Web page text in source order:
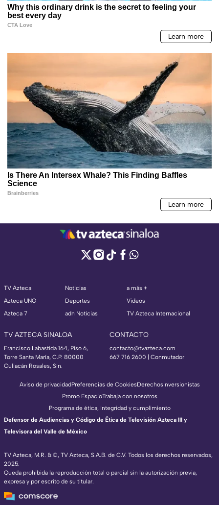
TV Azteca
Azteca UNO
Azteca 7
Noticias
Deportes
adn Noticias
a más +
Videos
TV Azteca Internacional
TV AZTECA SINALOA
Francisco Labastida 164, Piso 6,
Torre Santa María, C.P. 80000
Culiacán Rosales, Sin.
CONTACTO
contacto@tvazteca.com
667 716 2600 | Conmutador
TV Azteca, M.R. & ©, TV Azteca, S.A.B. de C.V. Todos los derechos reservados,
2025.
Queda prohibida la reproducción total o parcial sin la autorización previa,
expresa y por escrito de su titular.
Aviso de privacidadPreferencias de CookiesDerechosInversionistas
Promo EspacioTrabaja con nosotros
Programa de ética, integridad y cumplimiento
Defensor de Audiencias y Código de Ética de Televisión Azteca III y
Televisora del Valle de México